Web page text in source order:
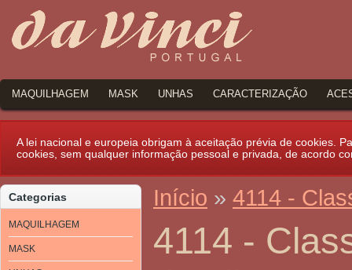
MAQUILHAGEM MASK UNHAS CARACTERIZAÇÃO
A lei nacional e europeia obrigam à aceitação prévia de cookies.
cookies, sem qualquer informação pessoal e privada, de acordo
Categorias
MAQUILHAGEM
MASK
Início » 4114 -
4114 -